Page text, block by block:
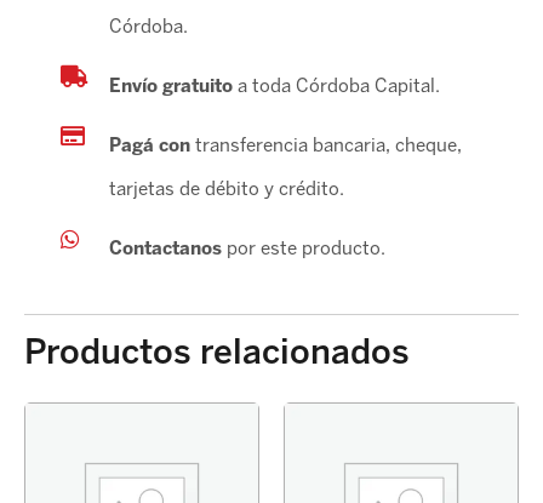
Córdoba.
Envío gratuitoa toda Córdoba Capital.
Pagá contransferencia bancaria, cheque,
tarjetas de débito y crédito.
Contactanospor este producto.
Productos relacionados